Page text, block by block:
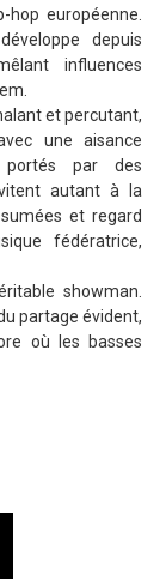
européenne.
depuis
influences
et percutant,
une aisance
portés par des
autant à la
et regard
fédératrice,
showman.
partage évident,
où les basses